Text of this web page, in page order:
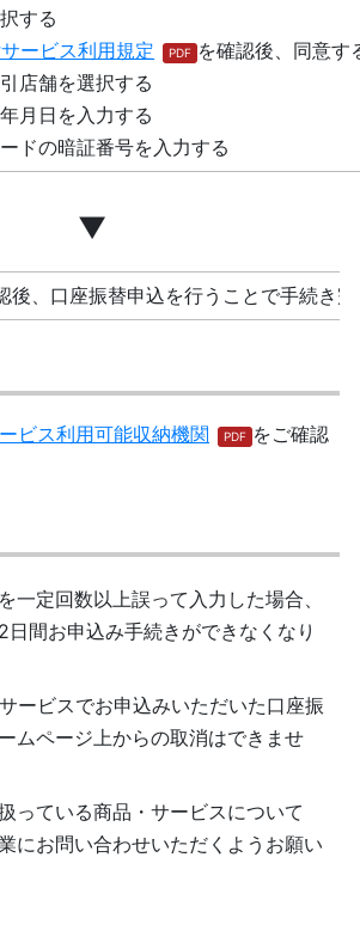
する
ービス利用規定
を確認後、同意す
店舗を選択する
月日を入力する
ドの暗証番号を入力する
▼
後、口座振替申込を行うことで手続き
ビス利用可能収納機関
をご確認
一定回数以上誤って入力した場合、
日間お申込み手続きができなくなり
ービスでお申込みいただいた口座振
ムページ上からの取消はできませ
っている商品・サービスについて
にお問い合わせいただくようお願い